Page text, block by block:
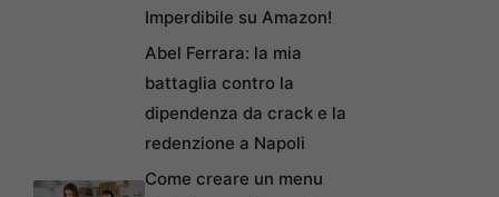
Imperdibile su Amazon!
Abel Ferrara: la mia
battaglia contro la
dipendenza da crack e la
redenzione a Napoli
Come creare un menu